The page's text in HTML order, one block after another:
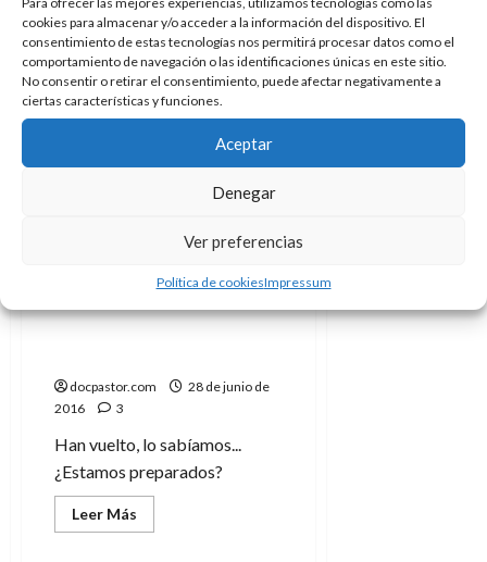
cookies para almacenar y/o acceder a la información del dispositivo. El
consentimiento de estas tecnologías nos permitirá procesar datos como el
comportamiento de navegación o las identificaciones únicas en este sitio.
No consentir o retirar el consentimiento, puede afectar negativamente a
ciertas características y funciones.
Aceptar
Denegar
Ver preferencias
Política de cookiesImpressum
hace solo. Mujer, hijos y sí,
también un perro
Leer MásLeer
más
acerca
de
visiones
Independence Day:
Resurgence Emmerich
docpastor.com
28 de junio de
2016
3
Han vuelto, lo sabíamos...
¿Estamos preparados?
Leer Más
más
u
r
a
o
r
n
o
A
p
o
c
l
p
de